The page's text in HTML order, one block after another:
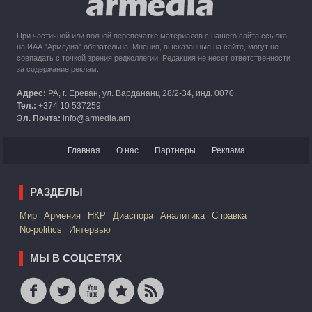
При частичной или полной перепечатке материалов с нашего сайта ссылка
на ИАА "Армедиа" обязательна. Мнения, высказанные на сайте, могут не
совпадать с точкой зрения редколлегии. Редакция не несет ответственности
за содержание реклам.
Адрес: РА, г. Ереван, ул. Вардананц 28/2-34, инд. 0070
Тел.: +374 10 537259
Эл. Почта: info@armedia.am
Главная О нас Партнеры Реклама
РАЗДЕЛЫ
Mир Армения НКР Диаспора Аналитика
Справка
No-politics
Интервью
МЫ В СОЦСЕТЯХ